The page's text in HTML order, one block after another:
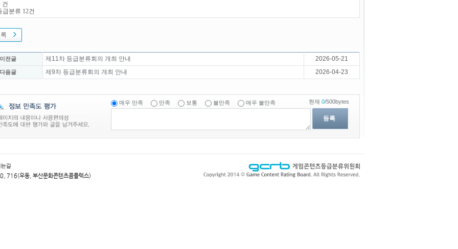
건
분류 12건
전글 제11차 등급분류회의 개최 안내 2026-05-21
음글 제9차 등급분류회의 개최 안내 2026-04-23
매우 만족 만족 보통 불만족 매우 불만족
등록
현재 0/500bytes